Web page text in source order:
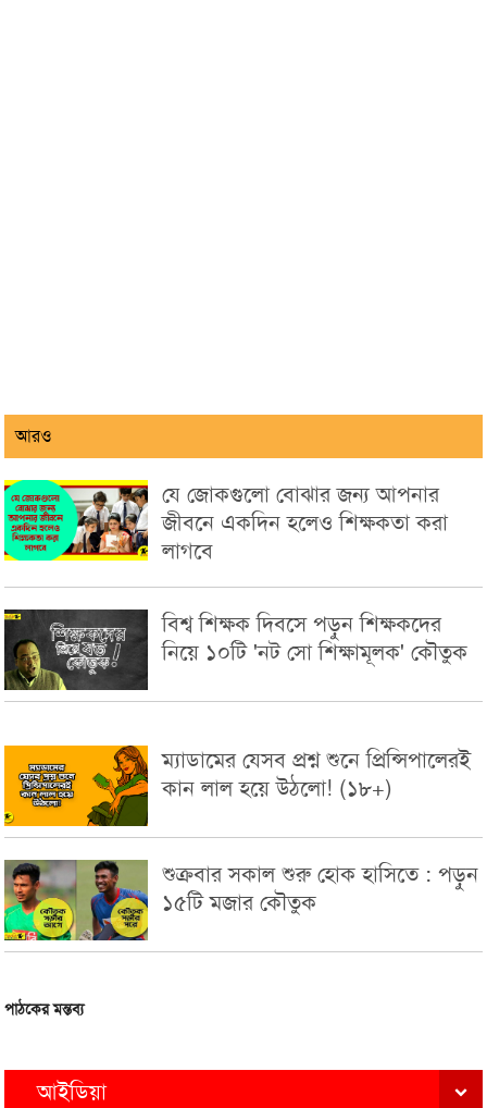
আরও
যে জোকগুলো বোঝার জন্য আপনার
জীবনে একদিন হলেও শিক্ষকতা করা
লাগবে
বিশ্ব শিক্ষক দিবসে পড়ুন শিক্ষকদের
নিয়ে ১০টি 'নট সো শিক্ষামূলক' কৌতুক
ম্যাডামের যেসব প্রশ্ন শুনে প্রিন্সিপালেরই
কান লাল হয়ে উঠলো! (১৮+)
শুক্রবার সকাল শুরু হোক হাসিতে : পড়ুন
১৫টি মজার কৌতুক
পাঠকের মন্তব্য
আইডিয়া